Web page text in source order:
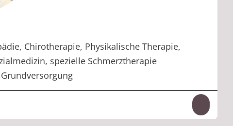
Chirotherapie, Physikalische Therapie,
spezielle Schmerztherapie